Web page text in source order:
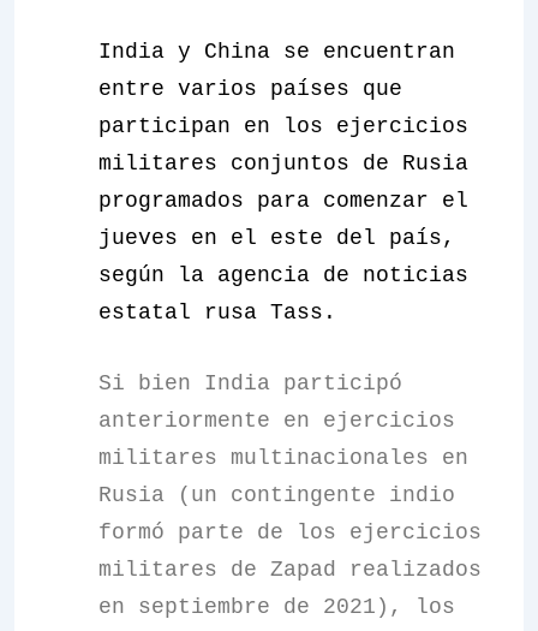
India y China se encuentran
entre varios países que
participan en los ejercicios
militares conjuntos de Rusia
programados para comenzar el
jueves en el este del país,
según la agencia de noticias
estatal rusa Tass.
Si bien India participó
anteriormente en ejercicios
militares multinacionales en
Rusia (un contingente indio
formó parte de los ejercicios
militares de Zapad realizados
en septiembre de 2021), los